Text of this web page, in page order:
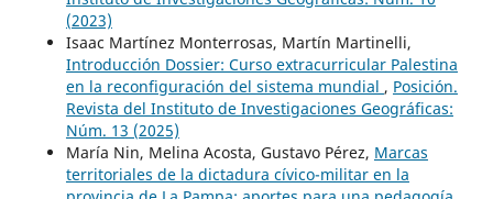
(2023)
Isaac Martínez Monterrosas, Martín Martinelli,
Introducción Dossier: Curso extracurricular Palestina
en la reconfiguración del sistema mundial , Posición.
Revista del Instituto de Investigaciones Geográficas:
Núm. 13 (2025)
María Nin, Melina Acosta, Gustavo Pérez, Marcas
territoriales de la dictadura cívico-militar en la